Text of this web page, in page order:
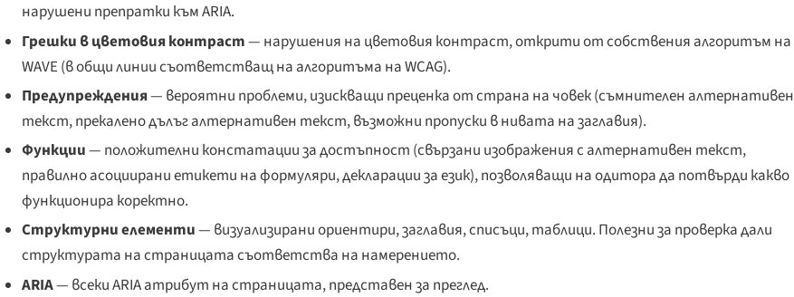
нарушени препратки към ARIA.
Грешки в цветовия контраст— нарушения на цветовия контраст, открити от собствения алгоритъм на
WAVE (в общи линии съответстващ на алгоритъма на WCAG).
Предупреждения— вероятни проблеми, изискващи преценка от страна на човек (съмнителен алтернативен
текст, прекалено дълъг алтернативен текст, възможни пропуски в нивата на заглавия).
Функции— положителни констатации за достъпност (свързани изображения с алтернативен текст,
правилно асоциирани етикети на формуляри, декларации за език), позволяващи на одитора да потвърди какво
функционира коректно.
Структурни елементи— визуализирани ориентири, заглавия, списъци, таблици. Полезни за проверка дали
структурата на страницата съответства на намерението.
ARIA— всеки ARIA атрибут на страницата, представен за преглед.